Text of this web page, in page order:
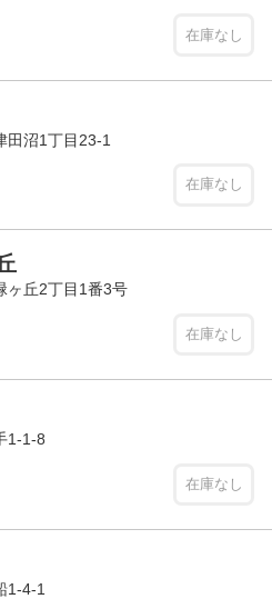
在庫なし
沼1丁目23-1
在庫なし
丘2丁目1番3号
在庫なし
1-1-8
在庫なし
1-4-1